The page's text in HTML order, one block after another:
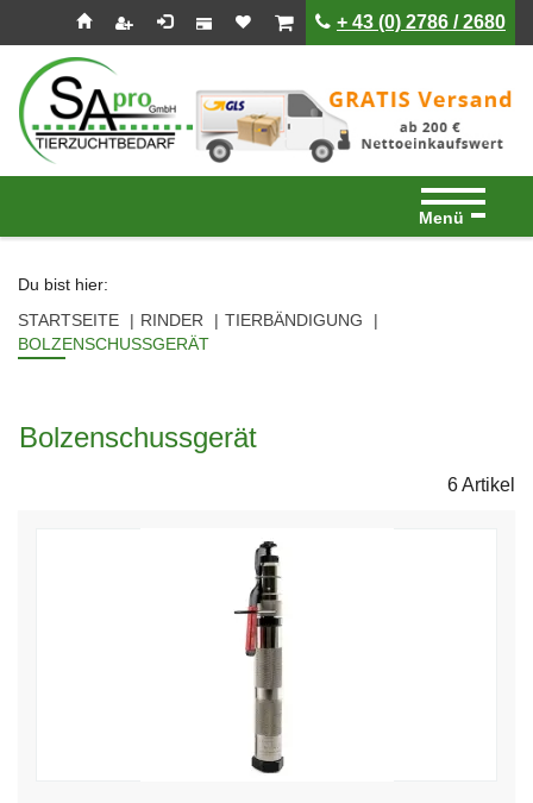
Seitenebreiche:
ist leerist leer+ 43 (0) 2786 / 2680
Menü
Du bist hier:
STARTSEITE
RINDER
TIERBÄNDIGUNG
BOLZENSCHUSSGERÄT
Bolzenschussgerät
6 Artikel